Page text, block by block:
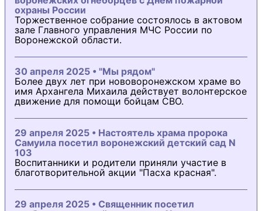
охраны России
Торжественное собрание состоялось в актовом
зале Главного управления МЧС России по
Воронежской области.
30 апреля 2025 • "Мы рядом"
Более двух лет при нововоронежском храме во
имя Архангела Михаила действует волонтерское
движение для помощи бойцам СВО.
29 апреля 2025 • Настоятель храма пророка
Самуила посетил воронежский детский сад N
103
Воспитанники и родители приняли участие в
благотворительной акции "Пасха красная".
29 апреля 2025 • Священник посетил